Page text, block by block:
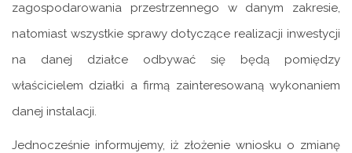
zagospodarowania przestrzennego w danym zakresie,
natomiast wszystkie sprawy dotyczące realizacji inwestycji
na danej działce odbywać się będą pomiędzy
właścicielem działki a firmą zainteresowaną wykonaniem
danej instalacji.
Jednocześnie informujemy, iż złożenie wniosku o zmianę